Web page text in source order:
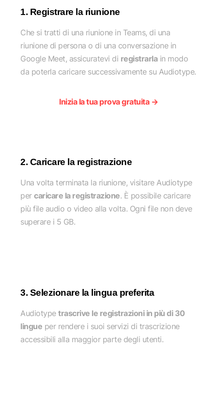
1. Registrare la riunione
Che si tratti di una riunione in Teams, di una
riunione di persona o di una conversazione in
Google Meet, assicuratevi di registrarlain modo
da poterla caricare successivamente su Audiotype.
Inizia la tua prova gratuita →
2. Caricare la registrazione
Una volta terminata la riunione, visitare Audiotype
percaricare la registrazione. È possibile caricare
più file audio o video alla volta. Ogni file non deve
superare i 5 GB.
3. Selezionare la lingua preferita
Audiotypetrascrive le registrazioni in più di 30
lingue per rendere i suoi servizi di trascrizione
accessibili alla maggior parte degli utenti.